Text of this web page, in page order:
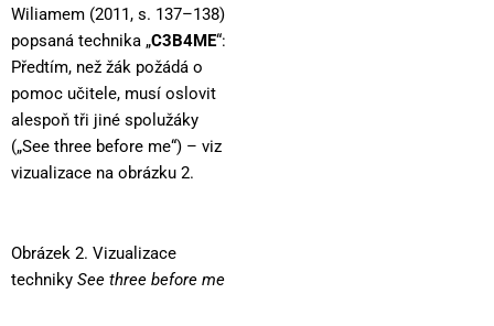
Wiliamem (2011, s. 137–138)
popsaná technika „C3B4ME“:
Předtím, než žák požádá o
pomoc učitele, musí oslovit
alespoň tři jiné spolužáky
(„See three before me“) – viz
vizualizace na obrázku 2.
Obrázek 2. Vizualizace
techniky See three before me